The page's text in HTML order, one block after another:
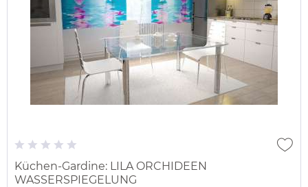
Küchen-Gardine: LILA ORCHIDEEN
WASSERSPIEGELUNG